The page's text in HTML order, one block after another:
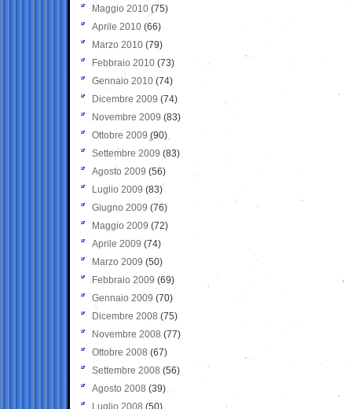
Maggio 2010 (75)
Aprile 2010 (66)
Marzo 2010 (79)
Febbraio 2010 (73)
Gennaio 2010 (74)
Dicembre 2009 (74)
Novembre 2009 (83)
Ottobre 2009 (90)
Settembre 2009 (83)
Agosto 2009 (56)
Luglio 2009 (83)
Giugno 2009 (76)
Maggio 2009 (72)
Aprile 2009 (74)
Marzo 2009 (50)
Febbraio 2009 (69)
Gennaio 2009 (70)
Dicembre 2008 (75)
Novembre 2008 (77)
Ottobre 2008 (67)
Settembre 2008 (56)
Agosto 2008 (39)
Luglio 2008 (50)